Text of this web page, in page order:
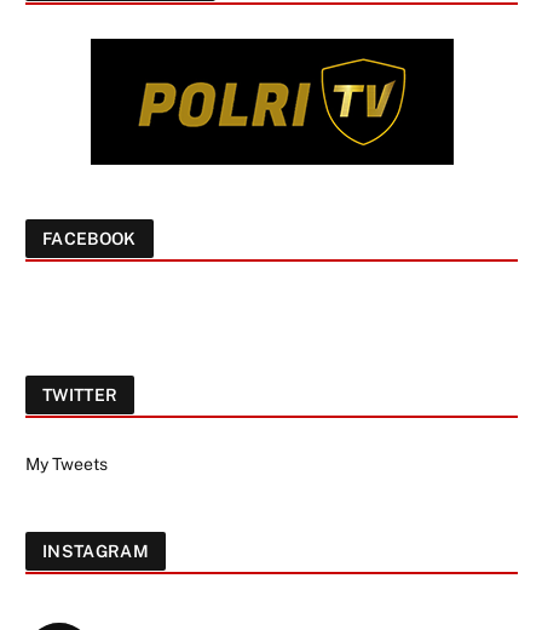
FACEBOOK
TWITTER
My Tweets
INSTAGRAM